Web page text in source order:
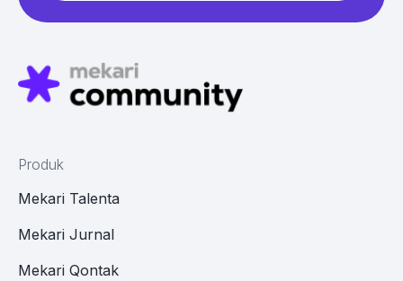
Produk
Mekari Talenta
Mekari Jurnal
Mekari Qontak